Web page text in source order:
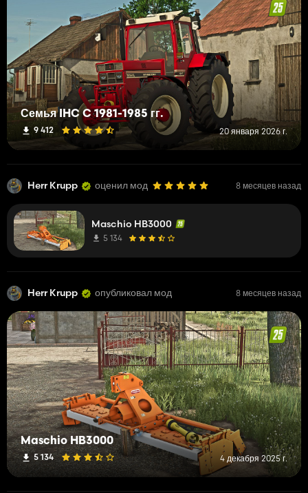
Семья IHC C 1981-1985 гг.
9 412 20 января 2026 г.
Herr Krupp оценил мод 8 месяцев назад
Maschio HB3000
5 134
Herr Krupp опубликовал мод 8 месяцев назад
Maschio HB3000
5 134 4 декабря 2025 г.